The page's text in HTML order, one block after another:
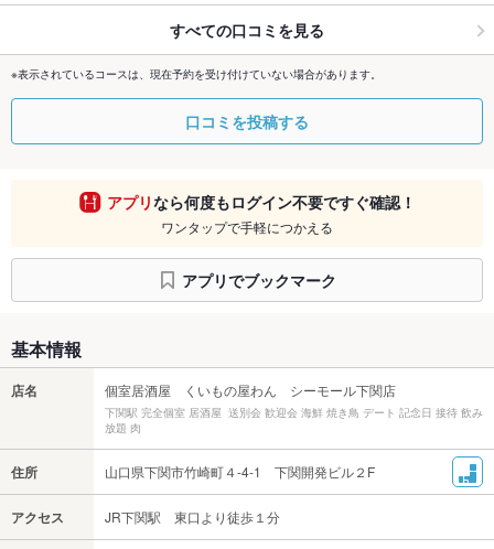
すべての口コミを見る
※表示されているコースは、現在予約を受け付けていない場合があります。
口コミを投稿する
アプリなら何度もログイン不要ですぐ確認！
ワンタップで手軽につかえる
アプリでブックマーク
基本情報
店名 個室居酒屋 くいもの屋わん シーモール下関店
下関駅 完全個室 居酒屋 送別会 歓迎会 海鮮 焼き鳥 デート 記念日 接待 飲み
放題 肉
住所 山口県下関市竹崎町４-4-1 下関開発ビル２F
アクセス JR下関駅 東口より徒歩１分